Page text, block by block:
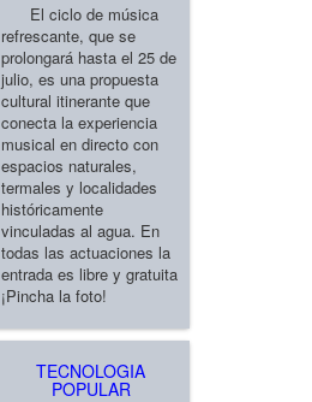
El ciclo de música
refrescante, que se
prolongará hasta el 25 de
julio, es una propuesta
cultural itinerante que
conecta la experiencia
musical en directo con
espacios naturales,
termales y localidades
históricamente
vinculadas al agua. En
todas las actuaciones la
entrada es libre y gratuita
¡Pincha la foto!
TECNOLOGIA
POPULAR